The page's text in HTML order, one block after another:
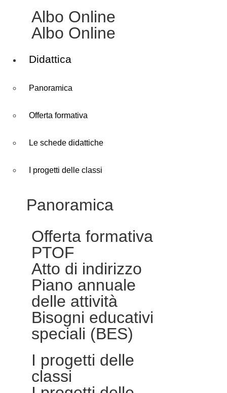
Albo Online
Albo Online
Didattica
Panoramica
Offerta formativa
Le schede didattiche
I progetti delle classi
Panoramica
Offerta formativa
PTOF
Atto di indirizzo
Piano annuale
delle attività
Bisogni educativi
speciali (BES)
I progetti delle
classi